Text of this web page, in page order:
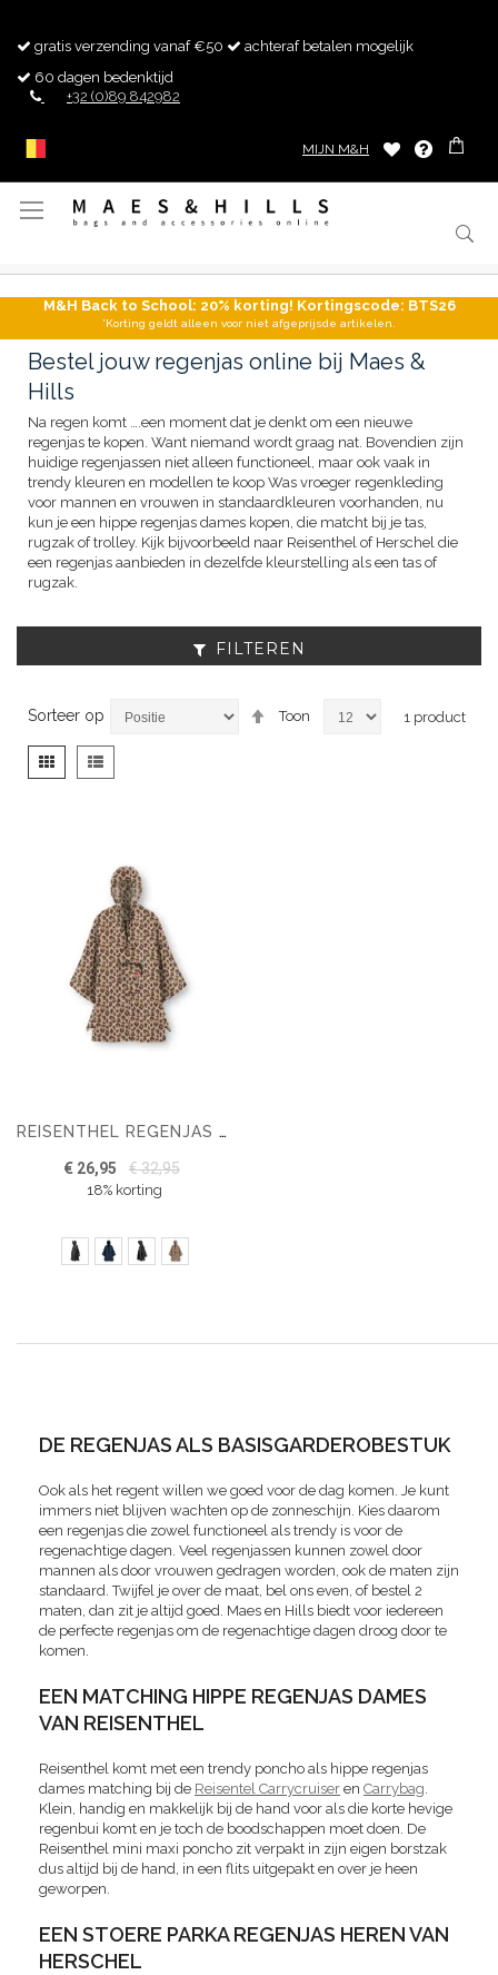
gratis verzending vanaf €50
achteraf betalen mogelijk
60 dagen bedenktijd
+32 (0)89 842982
MIJN M&H
Toggle
M&H Back to School: 20% korting! Kortingscode: BTS26
*Korting geldt alleen voor niet afgeprijsde artikelen.
Bestel jouw regenjas online bij Maes &
Hills
Na regen komt ….een moment dat je denkt om een nieuwe
regenjas te kopen. Want niemand wordt graag nat. Bovendien zijn
huidige regenjassen niet alleen functioneel, maar ook vaak in
trendy kleuren en modellen te koop Was vroeger regenkleding
voor mannen en vrouwen in standaardkleuren voorhanden, nu
kun je een hippe regenjas dames kopen, die matcht bij je tas,
rugzak of trolley. Kijk bijvoorbeeld naar Reisenthel of Herschel die
een regenjas aanbieden in dezelfde kleurstelling als een tas of
rugzak.
FILTEREN
Sorteer op
Van
Toon 1product
Tonen
als
Foto-
tabel
Lijst
REISENTHEL REGENJAS DAMES
€ 26,95 € 32,95
18% korting
DE REGENJAS ALS BASISGARDEROBESTUK
Ook als het regent willen we goed voor de dag komen. Je kunt
immers niet blijven wachten op de zonneschijn. Kies daarom
een regenjas die zowel functioneel als trendy is voor de
regenachtige dagen. Veel regenjassen kunnen zowel door
mannen als door vrouwen gedragen worden, ook de maten zijn
standaard. Twijfel je over de maat, bel ons even, of bestel 2
maten, dan zit je altijd goed. Maes en Hills biedt voor iedereen
de perfecte regenjas om de regenachtige dagen droog door te
komen.
EEN MATCHING HIPPE REGENJAS DAMES
VAN REISENTHEL
Reisenthel komt met een trendy poncho als hippe regenjas
dames matching bij de Reisentel Carrycruiser en Carrybag.
Klein, handig en makkelijk bij de hand voor als die korte hevige
regenbui komt en je toch de boodschappen moet doen. De
Reisenthel mini maxi poncho zit verpakt in zijn eigen borstzak
dus altijd bij de hand, in een flits uitgepakt en over je heen
geworpen.
EEN STOERE PARKA REGENJAS HEREN VAN
HERSCHEL